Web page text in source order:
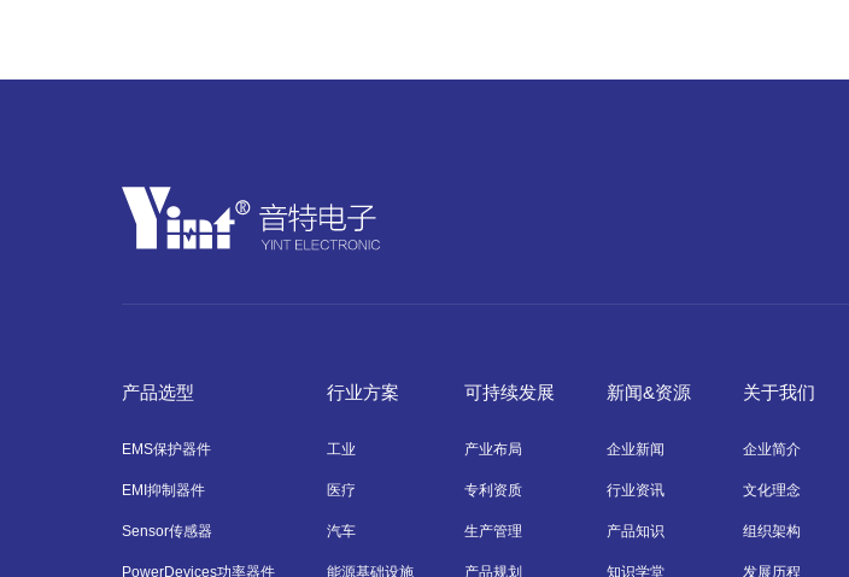
产品选型
EMS保护器件
EMI抑制器件
Sensor传感器
PowerDevices功率器件
行业方案
工业
医疗
汽车
能源基础设施
可持续发展
产业布局
专利资质
生产管理
产品规划
新闻&资源
企业新闻
行业资讯
产品知识
知识学堂
关于我们
企业简介
文化理念
组织架构
发展历程